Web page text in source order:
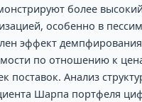
более
особенно в
эффект
по отношению к
поставок. Анализ
Шарпа портфеля